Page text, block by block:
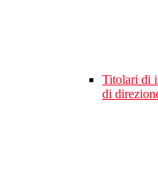
Titolari di
di